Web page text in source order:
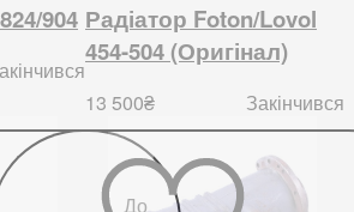
904 Радіатор Foton/Lovol
454-504 (Оригінал)
13 500₴ Закінчився
До